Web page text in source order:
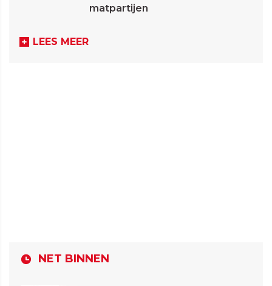
matpartijen
LEES MEER
NET BINNEN